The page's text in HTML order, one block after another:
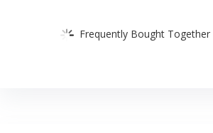
Frequently Bought Together